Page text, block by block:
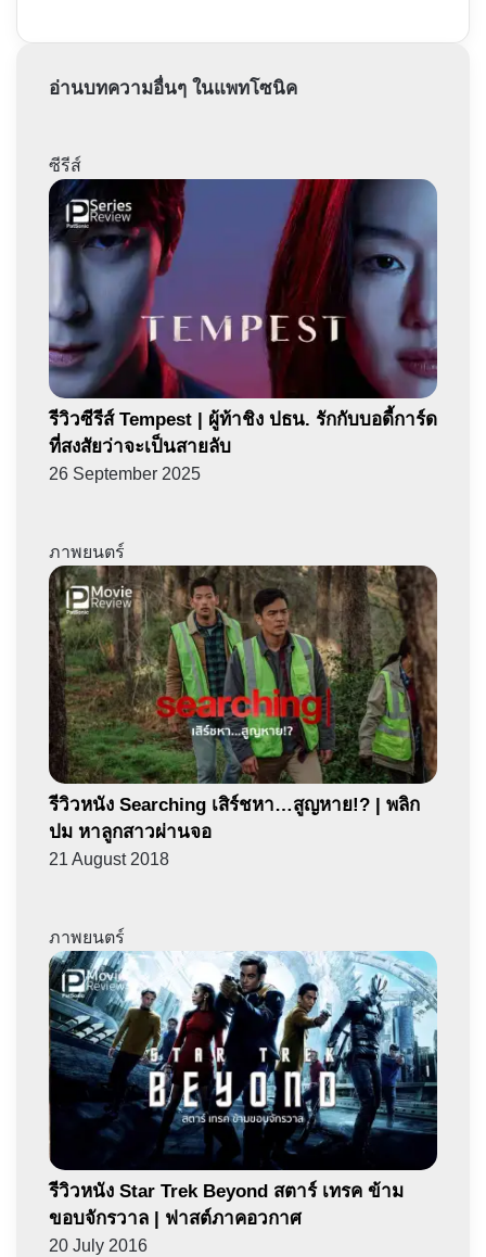
อ่านบทความอื่นๆ ในแพทโซนิค
ซีรีส์
รีวิวซีรีส์ Tempest | ผู้ท้าชิง ปธน. รักกับบอดี้การ์ด
ที่สงสัยว่าจะเป็นสายลับ
26 September 2025
ภาพยนตร์
รีวิวหนัง Searching เสิร์ชหา…สูญหาย!? | พลิก
ปม หาลูกสาวผ่านจอ
21 August 2018
ภาพยนตร์
รีวิวหนัง Star Trek Beyond สตาร์ เทรค ข้าม
ขอบจักรวาล | ฟาสต์ภาคอวกาศ
20 July 2016